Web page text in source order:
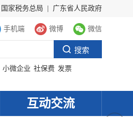
国家税务总局 广东省人民政府
手机端 微博 微信
小微企业 社保费 发票
互动交流